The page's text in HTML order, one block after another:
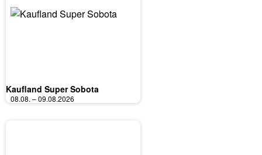
Kaufland Super Sobota
08.08. – 09.08.2026